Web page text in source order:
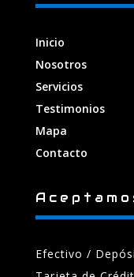
Inicio
Nosotros
Servicios
Testimonios
Mapa
Contacto
Efectivo /